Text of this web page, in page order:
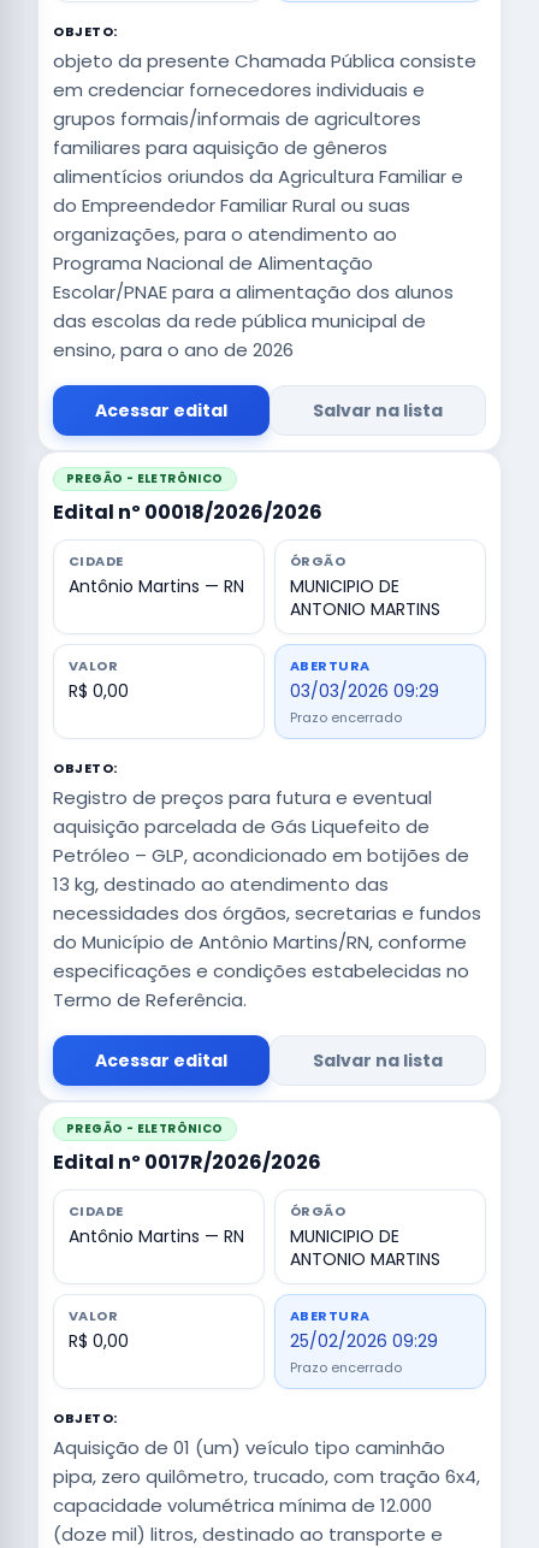
OBJETO:
objeto da presente Chamada Pública consiste
em credenciar fornecedores individuais e
grupos formais/informais de agricultores
familiares para aquisição de gêneros
alimentícios oriundos da Agricultura Familiar e
do Empreendedor Familiar Rural ou suas
organizações, para o atendimento ao
Programa Nacional de Alimentação
Escolar/PNAE para a alimentação dos alunos
das escolas da rede pública municipal de
ensino, para o ano de 2026
Acessar edital Salvar na lista
PREGÃO - ELETRÔNICO
Edital nº 00018/2026/2026
CIDADE
Antônio Martins — RN
ÓRGÃO
MUNICIPIO DE
ANTONIO MARTINS
VALOR
R$ 0,00
ABERTURA
03/03/2026 09:29
Prazo encerrado
OBJETO:
Registro de preços para futura e eventual
aquisição parcelada de Gás Liquefeito de
Petróleo – GLP, acondicionado em botijões de
13 kg, destinado ao atendimento das
necessidades dos órgãos, secretarias e fundos
do Município de Antônio Martins/RN, conforme
especificações e condições estabelecidas no
Termo de Referência.
Acessar edital Salvar na lista
PREGÃO - ELETRÔNICO
Edital nº 0017R/2026/2026
CIDADE
Antônio Martins — RN
ÓRGÃO
MUNICIPIO DE
ANTONIO MARTINS
VALOR
R$ 0,00
ABERTURA
25/02/2026 09:29
Prazo encerrado
OBJETO:
Aquisição de 01 (um) veículo tipo caminhão
pipa, zero quilômetro, trucado, com tração 6x4,
capacidade volumétrica mínima de 12.000
(doze mil) litros, destinado ao transporte e